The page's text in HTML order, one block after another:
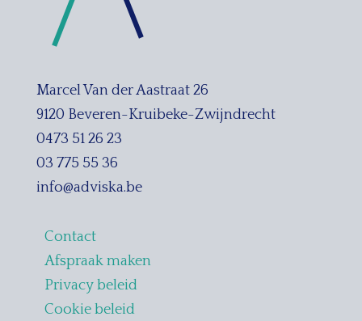
Marcel Van der Aastraat 26
9120 Beveren-Kruibeke-Zwijndrecht
0473 51 26 23
03 775 55 36
info@adviska.be
Contact
Afspraak maken
Privacy beleid
Cookie beleid